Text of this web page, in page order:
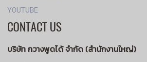
YOUTUBE
CONTACT US
บริษัท กวางพูดได้ จำกัด (สำนักงานใหญ่)